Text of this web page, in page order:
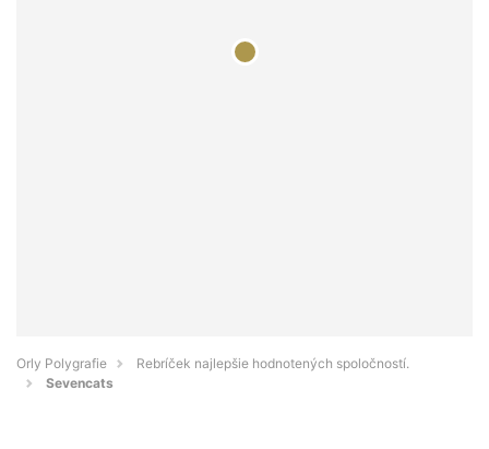
Orly Polygrafie
Rebríček najlepšie hodnotených spoločností.
Sevencats